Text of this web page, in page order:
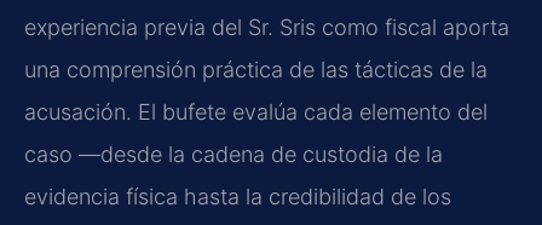
experiencia previa del Sr. Sris como fiscal aporta
una comprensión práctica de las tácticas de la
acusación. El bufete evalúa cada elemento del
caso —desde la cadena de custodia de la
evidencia física hasta la credibilidad de los